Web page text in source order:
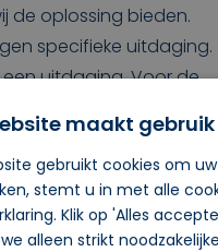
de oplossing bieden.
specifieke uitdaging.
uitdaging. Voor de
filtersysteem
ontgeuren om de
maakt
gebruikt cookies om
stemt u in met alle
Klik op 'Alles
alleen strikt